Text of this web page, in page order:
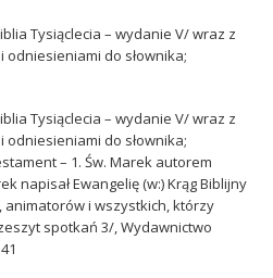
Tysiąclecia – wydanie V/ wraz z
do słownika;
Tysiąclecia – wydanie V/ wraz z
do słownika;
– 1. Św. Marek autorem
napisał Ewangelię (w:) Krąg Biblijny
animatorów i wszystkich, którzy
spotkań 3/, Wydawnictwo